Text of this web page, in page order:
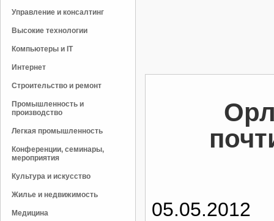
Управление и консалтинг
Высокие технологии
Компьютеры и IT
Интернет
Строительство и ремонт
Промышленность и
производство
Легкая промышленность
Конференции, семинары,
мероприятия
Культура и искусство
Жилье и недвижимость
Медицина 05.05.2012